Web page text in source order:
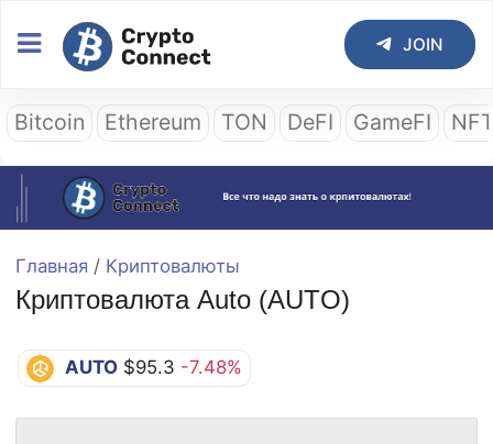
JOIN
Bitcoin Ethereum TON DeFI GameFI
Главная / Криптовалюты
Криптовалюта Auto (AUTO)
AUTO $95.3 -7.48%